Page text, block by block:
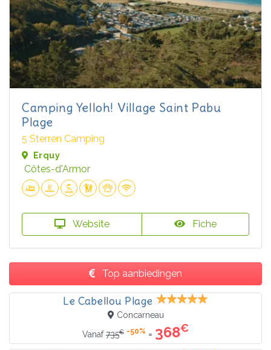
Camping Yelloh! Village Saint Pabu
Plage
5 Sterren Camping
Erquy
Côtes-d'Armor
Website Fiche
Top aanbiedingen
Le Cabellou Plage
Concarneau
Vanaf735€ -50% = 368€